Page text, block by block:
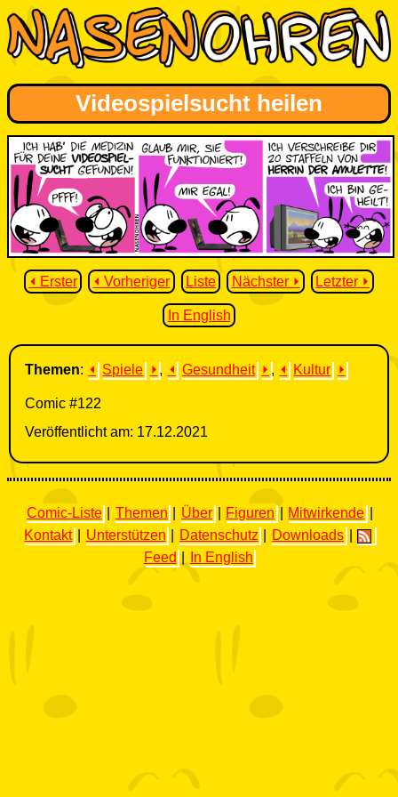
Videospielsucht heilen
⏴ Erster ⏴ Vorheriger Liste Nächster ⏵ Letzter ⏵
In English
Themen: ⏴ Spiele ⏵ , ⏴ Gesundheit ⏵ , ⏴ Kultur ⏵
Comic #122
Veröffentlicht am: 17.12.2021
Comic-Liste Themen Über Figuren Mitwirkende
Kontakt
Unterstützen Datenschutz Downloads
Feed
In English